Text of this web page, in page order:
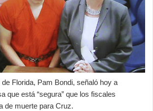
Florida, Pam Bondi, señaló hoy a
que está “segura” que los fiscales
de muerte para Cruz.